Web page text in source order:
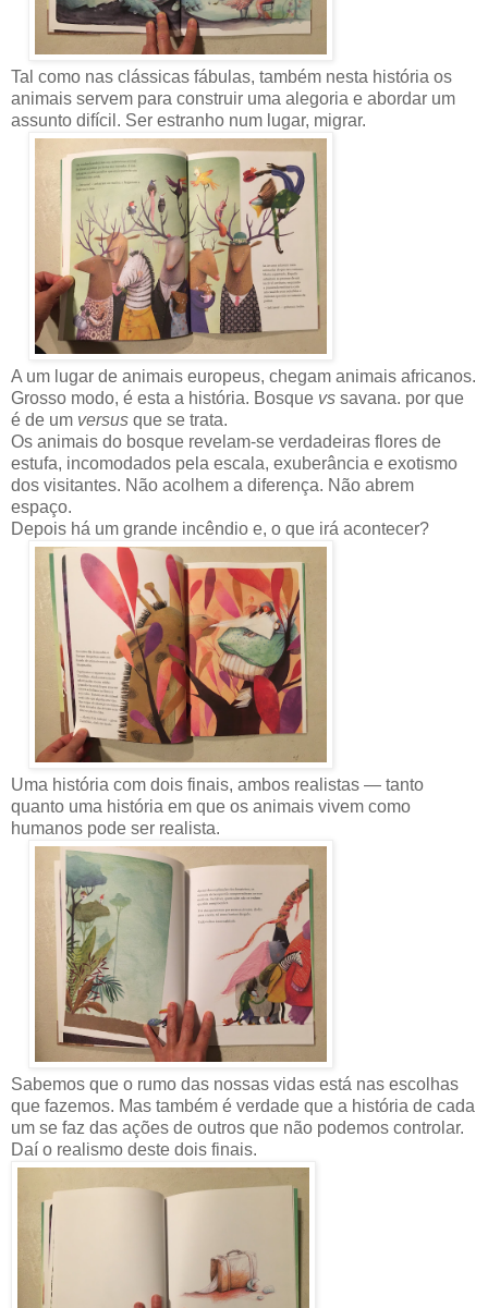
Tal como nas clássicas fábulas, também nesta história os
animais servem para construir uma alegoria e abordar um
assunto difícil. Ser estranho num lugar, migrar.
A um lugar de animais europeus, chegam animais africanos.
Grosso modo, é esta a história. Bosque vs savana. por que
é de um versus que se trata.
Os animais do bosque revelam-se verdadeiras flores de
estufa, incomodados pela escala, exuberância e exotismo
dos visitantes. Não acolhem a diferença. Não abrem
espaço.
Depois há um grande incêndio e, o que irá acontecer?
Uma história com dois finais, ambos realistas — tanto
quanto uma história em que os animais vivem como
humanos pode ser realista.
Sabemos que o rumo das nossas vidas está nas escolhas
que fazemos. Mas também é verdade que a história de cada
um se faz das ações de outros que não podemos controlar.
Daí o realismo deste dois finais.